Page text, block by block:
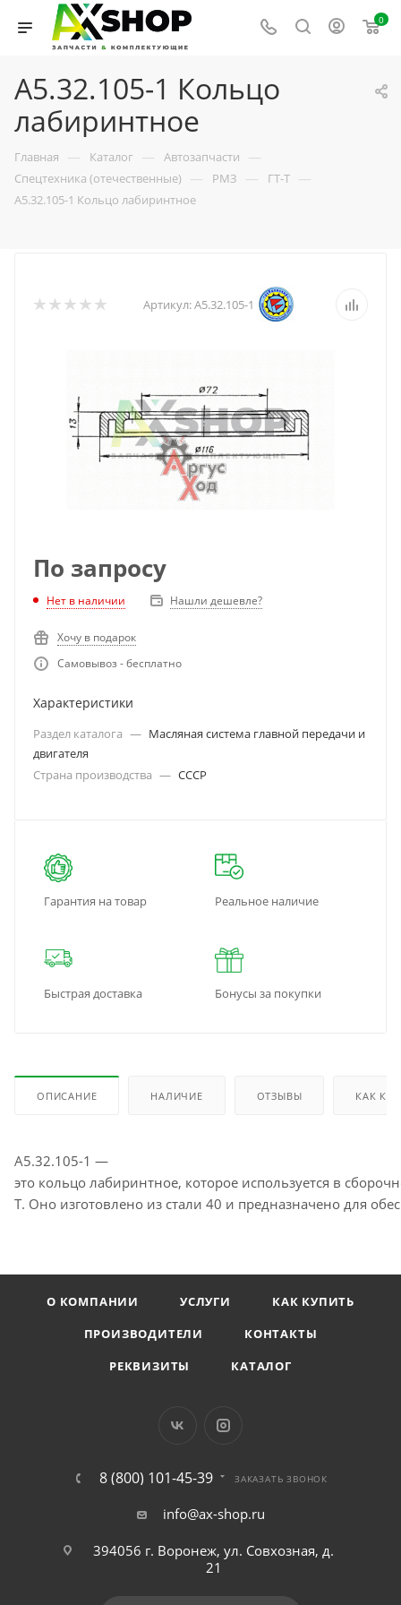
0
А5.32.105-1 Кольцо
лабиринтное
Главная — Каталог — Автозапчасти —
Спецтехника (отечественные) — РМЗ — ГТ-Т —
А5.32.105-1 Кольцо лабиринтное
Артикул:А5.32.105-1
По запросу
Нет в наличии Нашли дешевле?
Хочу в подарок
Самовывоз - бесплатно
Характеристики
Раздел каталога — Масляная система главной передачи и
двигателя
Страна производства — СССР
Гарантия на товар Реальное наличие
Быстрая доставка Бонусы за покупки
ОПИСАНИЕ НАЛИЧИЕ ОТЗЫВЫ КАК
А5.32.105-1 —
это кольцо лабиринтное, которое используется в
Т. Оно изготовлено из стали 40 и предназначено для
О КОМПАНИИ УСЛУГИ
КАК КУПИТЬ
ПРОИЗВОДИТЕЛИ
КОНТАКТЫ
РЕКВИЗИТЫ
КАТАЛОГ
8 (800) 101-45-39 ЗАКАЗАТЬ ЗВОНОК
info@ax-shop.ru
394056 г. Воронеж, ул. Совхозная, д.
21